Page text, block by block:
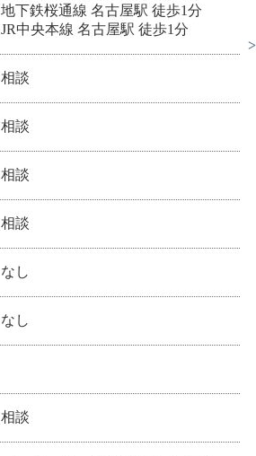
地下鉄桜通線 名古屋駅 徒歩1分
JR中央本線 名古屋駅 徒歩1分
相談
相談
相談
相談
なし
なし
相談